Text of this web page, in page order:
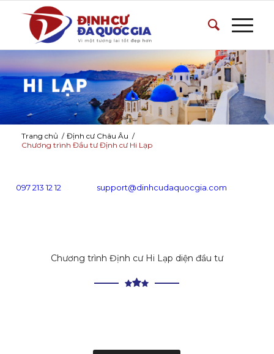
Trang chủ / Định cư Châu Âu /
Chương trình Đầu tư Định cư Hi Lạp
097 213 12 12 support@dinhcudaquocgia.com
Chương trình Định cư Hi Lạp diện đầu tư